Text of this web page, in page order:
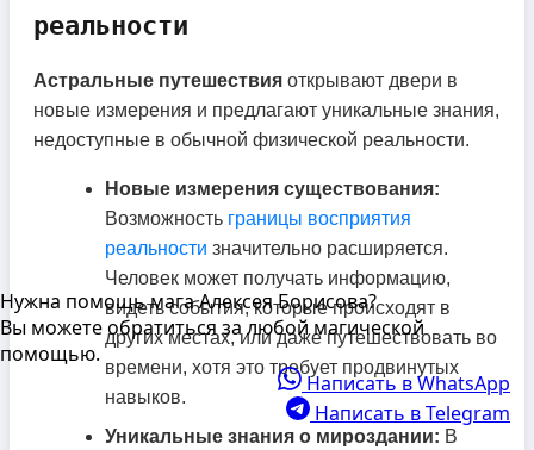
Нужна помощь мага Алексея Борисова?
Вы можете обратиться за любой магической
помощью.
Написать в WhatsApp
Написать в Telegram
реальности
Астральные путешествия открывают двери в
новые измерения и предлагают уникальные знания,
недоступные в обычной физической реальности.
Новые измерения существования:
Возможность границы восприятия
реальности значительно расширяется.
Человек может получать информацию,
видеть события, которые происходят в
других местах, или даже путешествовать во
времени, хотя это требует продвинутых
навыков.
Уникальные знания о мироздании: В